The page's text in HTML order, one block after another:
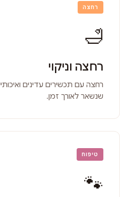
רחצה
🛁
רחצה וניקוי
רחצה עם תכשירים עדינים
שנשאר לאורך זמן.
טיפוח
🐾